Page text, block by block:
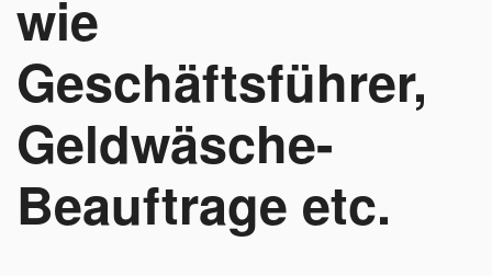
wie
Geschäftsführer,
Geldwäsche-
Beauftrage etc.